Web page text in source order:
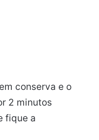
conserva e o
2 minutos
fique a